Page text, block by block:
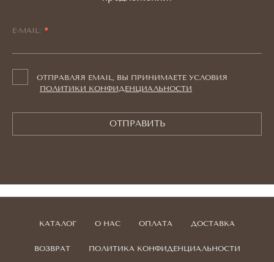
E-MAIL:
ОТПРАВЛЯЯ EMAIL, ВЫ ПРИНИМАЕТЕ УСЛОВИЯ
ПОЛИТИКИ КОНФИДЕНЦИАЛЬНОСТИ
ОТПРАВИТЬ
КАТАЛОГ О НАС ОПЛАТА ДОСТАВКА
ВОЗВРАТ ПОЛИТИКА КОНФИДЕНЦИАЛЬНОСТИ